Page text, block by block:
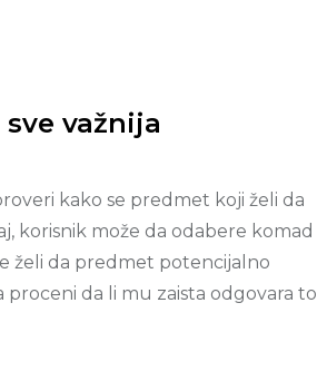
važnija
kako se predmet koji želi da
korisnik može da odabere komad
želi da predmet potencijalno
da li mu zaista odgovara to